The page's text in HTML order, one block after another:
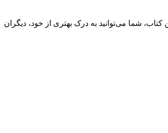
کتاب، شما می‌توانید به درک بهتری از خود، دیگران